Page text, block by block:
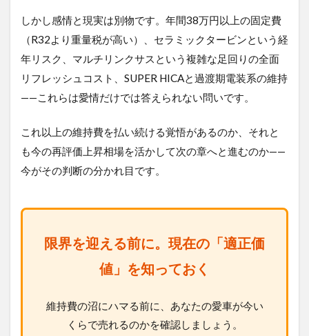
しかし感情と現実は別物です。年間38万円以上の固定費
（R32より重量税が高い）、セラミックタービンという経
年リスク、マルチリンクサスという複雑な足回りの全面
リフレッシュコスト、SUPER HICAと過渡期電装系の維持
——これらは愛情だけでは答えられない問いです。
これ以上の維持費を払い続ける覚悟があるのか、それと
も今の再評価上昇相場を活かして次の章へと進むのか——
今がその判断の分かれ目です。
限界を迎える前に。現在の「適正価
値」を知っておく
維持費の沼にハマる前に、あなたの愛車が今い
くらで売れるのかを確認しましょう。